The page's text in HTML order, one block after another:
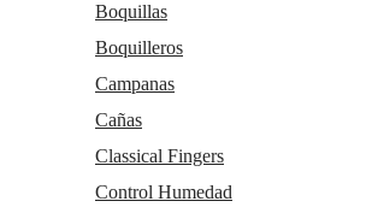
Boquillas
Boquilleros
Campanas
Cañas
Classical Fingers
Control Humedad
Política de Cookies-Consentimiento envío